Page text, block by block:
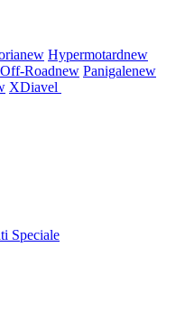
new Hypermotardnew
Off-Roadnew Panigalenew
XDiavel
Speciale